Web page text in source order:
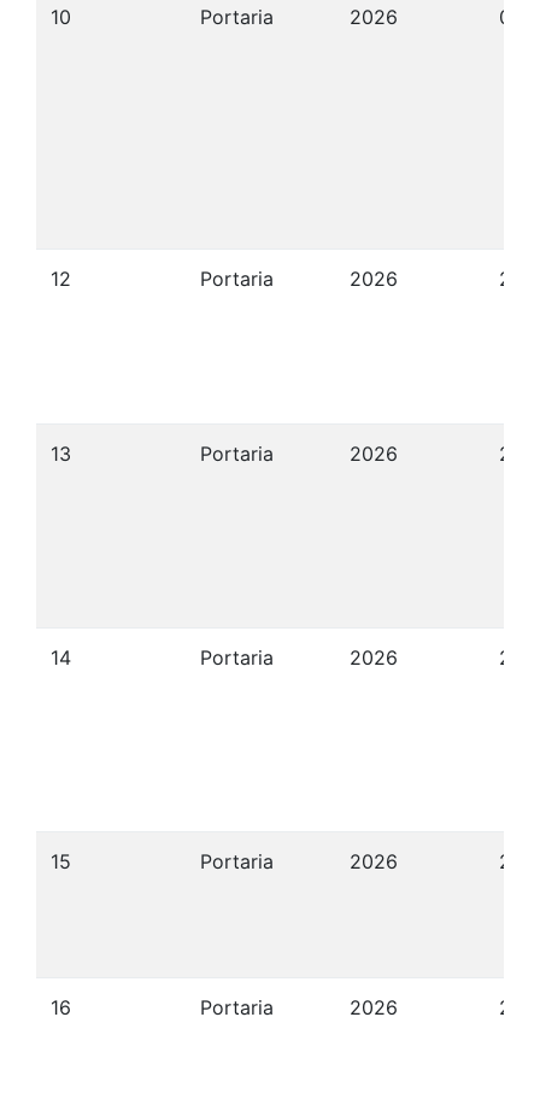
10 Portaria 2026 09/
12 Portaria 2026 22/
13 Portaria 2026 22/
14 Portaria 2026 22/
15 Portaria 2026 22/
16 Portaria 2026 22/